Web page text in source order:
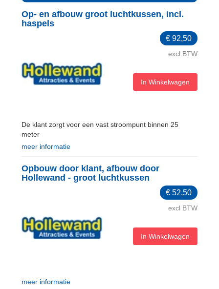
Op- en afbouw groot luchtkussen, incl.
haspels
€ 92,50
excl BTW
In Winkelwagen
De klant zorgt voor een vast stroompunt binnen 25
meter
meer informatie
Opbouw door klant, afbouw door
Hollewand - groot luchtkussen
€ 52,50
excl BTW
In Winkelwagen
meer informatie